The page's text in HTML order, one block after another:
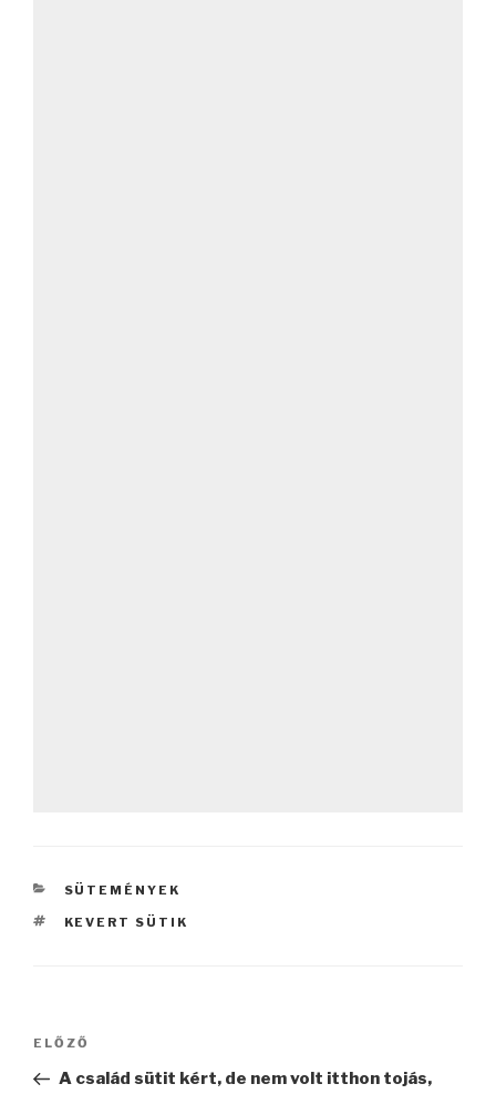
KATEGÓRIÁK
SÜTEMÉNYEK
CÍMKÉK
KEVERT SÜTIK
Bejegyzés
Korábbi
bejegyzés
ELŐZŐ
A család sütit kért, de nem volt itthon tojás,